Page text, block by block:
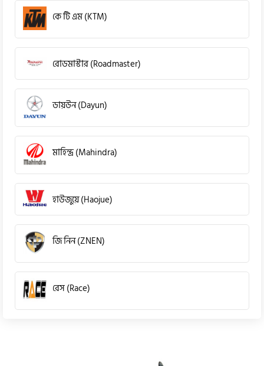
কে টি এম (KTM)
রোডমাস্টার (Roadmaster)
ডায়উন (Dayun)
মাহিন্দ্র (Mahindra)
হাউজুয়ে (Haojue)
জি নিন (ZNEN)
রেস (Race)